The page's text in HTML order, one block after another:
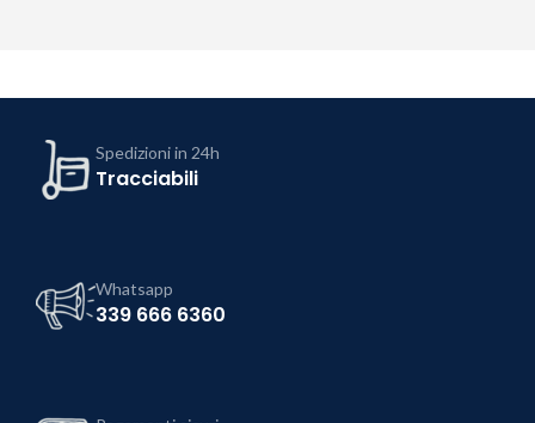
Spedizioni in 24h
Tracciabili
Whatsapp
339 666 6360